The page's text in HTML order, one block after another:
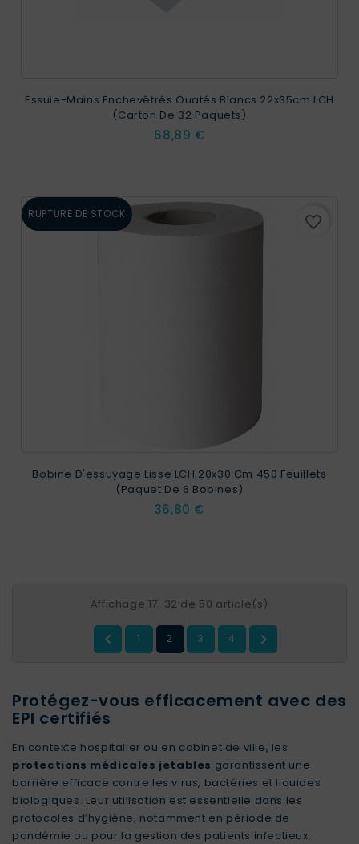
Essuie-Mains Enchevêtrés Ouatés Blancs 22x35cm LCH
(carton De 32 Paquets)
Prix
68,89 €
RUPTURE DE STOCK favorite_border
Bobine D'essuyage Lisse LCH 20x30 Cm 450 Feuillets
(paquet De 6 Bobines)
Prix
36,80 €
Affichage 17-32 de 50 article(s)
 1 2 3 4 
Protégez-vous efficacement avec des
EPI certifiés
En contexte hospitalier ou en cabinet de ville, les
protections médicales jetables garantissent une
barrière efficace contre les virus, bactéries et liquides
biologiques. Leur utilisation est essentielle dans les
protocoles d’hygiène, notamment en période de
pandémie ou pour la gestion des patients infectieux.